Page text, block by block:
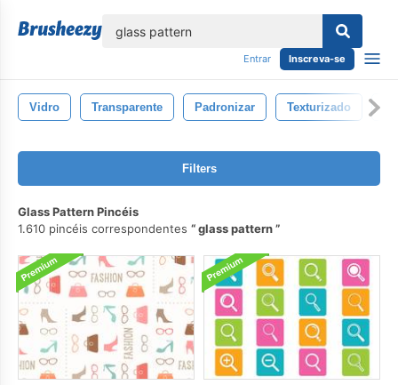
Entrar Inscreva-se
Vidro Transparente Padronizar Texturizado
Filters
Glass Pattern Pincéis
1.610 pincéis correspondentes
glass pattern